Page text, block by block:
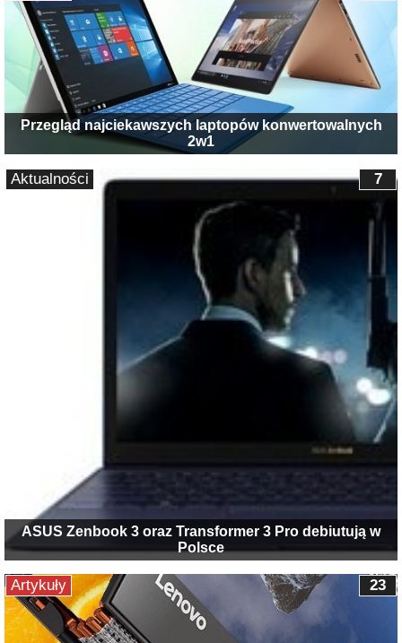
Przegląd najciekawszych laptopów konwertowalnych
2w1
ASUS Zenbook 3 oraz Transformer 3 Pro debiutują w
Polsce
7
Aktualności
23
Artykuły